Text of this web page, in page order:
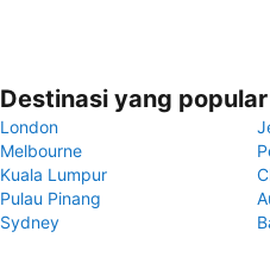
Destinasi yang
London
Melbourne
Kuala Lumpur
Pulau Pinang
Sydney